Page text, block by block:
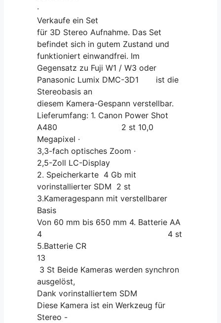
·
Verkaufe ein Set
für 3D Stereo Aufnahme. Das Set
befindet sich in gutem Zustand und
funktioniert einwandfrei. Im
Gegensatz zu Fuji W1 / W3 oder
Panasonic Lumix DMC-3D1 ist die
Stereobasis an
diesem Kamera-Gespann verstellbar.
Lieferumfang: 1. Canon Power Shot
A480 2 st 10,0
Megapixel ·
3,3-fach optisches Zoom ·
2,5-Zoll LC-Display
2. Speicherkarte 4 Gb mit
vorinstallierter SDM 2 st
3.Kameragespann mit verstellbarer
Basis
Von 60 mm bis 650 mm 4. Batterie AA
4 4 st
5.Batterie CR
13
3 St Beide Kameras werden synchron
ausgelöst,
Dank vorinstalliertem SDM
Diese Kamera ist ein Werkzeug für
Stereo -